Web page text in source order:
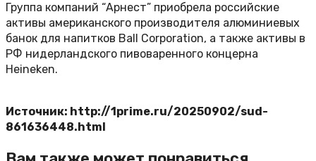
Группа компаний “Арнест” приобрела российские
активы американского производителя алюминиевых
банок для напитков Ball Corporation, а также активы в
РФ нидерландского пивоваренного концерна
Heineken.
Источник: http://1prime.ru/20250902/sud-
861636448.html